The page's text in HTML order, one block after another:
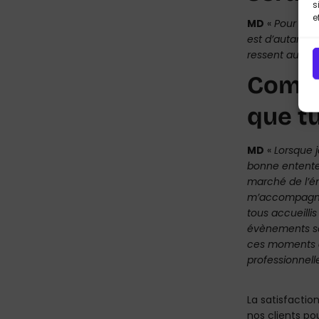
MD « Pour
est d’autant
ressent au
que
MD « Lorsque
bonne
marché de
tous
évènements
ces moments
La
nos clients